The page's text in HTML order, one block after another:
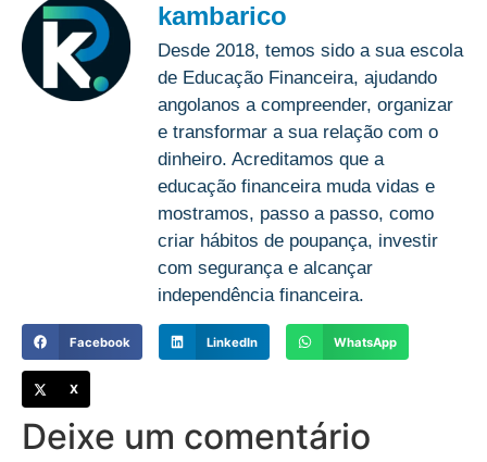
kambarico
Desde 2018, temos sido a sua escola
de Educação Financeira, ajudando
angolanos a compreender, organizar
e transformar a sua relação com o
dinheiro. Acreditamos que a
educação financeira muda vidas e
mostramos, passo a passo, como
criar hábitos de poupança, investir
com segurança e alcançar
independência financeira.
Facebook LinkedIn WhatsApp
X
Deixe um comentário